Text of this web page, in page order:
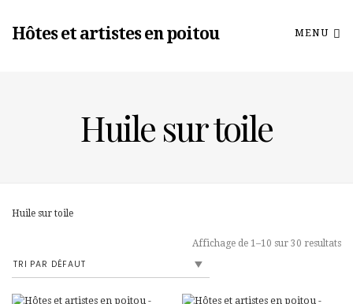
Hôtes et artistes en poitou MENU
Huile sur toile
Huile sur toile
Affichage de 1–10 sur 30 resultats